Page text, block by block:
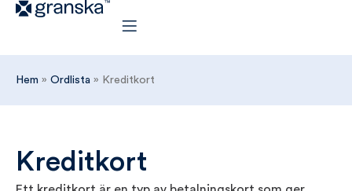
Hem » Ordlista » Kreditkort
Kreditkort